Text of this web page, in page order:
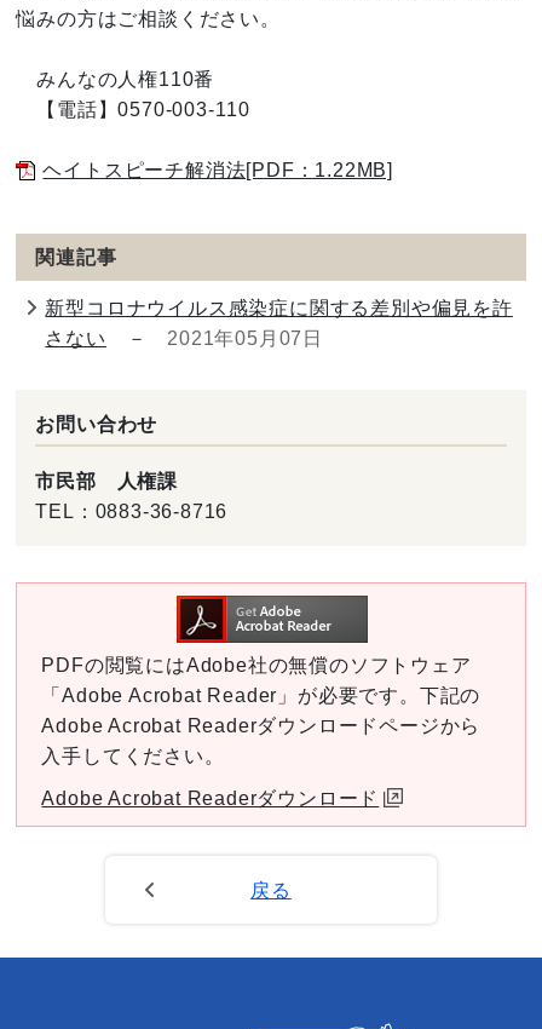
悩みの方はご相談ください。
みんなの人権110番
【電話】0570-003-110
ヘイトスピーチ解消法[PDF：1.22MB]
関連記事
新型コロナウイルス感染症に関する差別や偏見を許
さない
－ 2021年05月07日
お問い合わせ
市民部 人権課
TEL： 0883-36-8716
PDFの閲覧にはAdobe社の無償のソフトウェア
「Adobe Acrobat Reader」が必要です。下記の
Adobe Acrobat Readerダウンロードページから
入手してください。
Adobe Acrobat Readerダウンロード
戻る